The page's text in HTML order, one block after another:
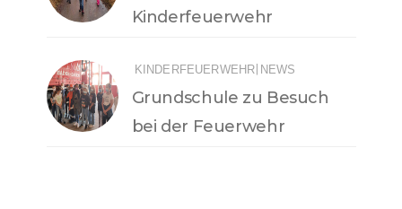
Kinderfeuerwehr
KINDERFEUERWEHR NEWS
Grundschule zu Besuch
bei der Feuerwehr